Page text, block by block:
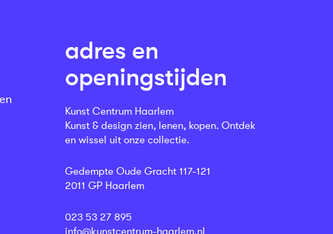
adres en
openingstijden
Kunst Centrum Haarlem
Kunst & design zien, lenen, kopen. Ontdek
en wissel uit onze collectie.
Gedempte Oude Gracht 117-121
2011 GP Haarlem
023 53 27 895
info@kunstcentrum-haarlem.nl